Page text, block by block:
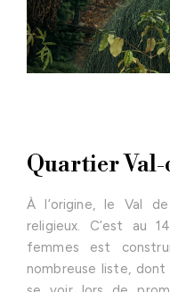
Quartier Val-
À l’origine, le Val
religieux. C’est au 14
femmes est
nombreuse liste,